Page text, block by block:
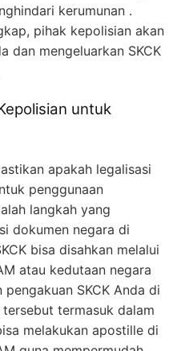
kerumunan .
pihak kepolisian akan
dan mengeluarkan SKCK
untuk
apakah legalisasi
penggunaan
langkah yang
dokumen negara di
bisa disahkan melalui
atau kedutaan negara
SKCK Anda di
termasuk dalam
melakukan apostille di